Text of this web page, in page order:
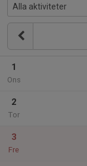
1
Ons
2
Tor
3
Fre